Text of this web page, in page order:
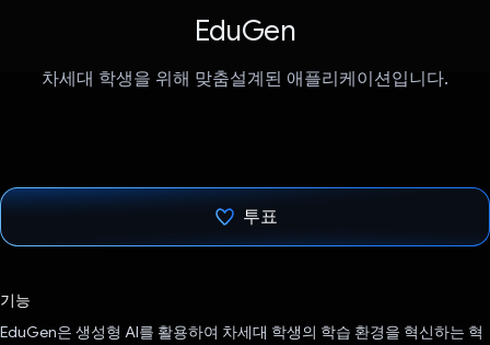
EduGen
차세대 학생을 위해 맞춤설계된 애플리케이션입니다.
투표
기능
EduGen은 생성형 AI를 활용하여 차세대 학생의 학습 환경을 혁신하는 혁